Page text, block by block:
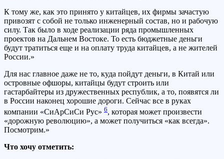
К тому же, как это принято у китайцев, их фирмы зачастую
привозят с собой не только инженерный состав, но и рабочую
силу. Так было в ходе реализации ряда промышленных
проектов на Дальнем Востоке. То есть бюджетные деньги
будут тратиться еще и на оплату труда китайцев, а не жителей
России.»
Для нас главное даже не то, куда пойдут деньги, в Китай или
островные офшоры, китайцы будут строить или
гастарбайтеры из дружественных республик, а то, появятся ли
в России наконец хорошие дороги. Сейчас все в руках
компании «СиАрСиСи Рус» 6, которая может произвести
«дорожную революцию», а может получиться «как всегда».
Посмотрим.»
Что хочу отметить: